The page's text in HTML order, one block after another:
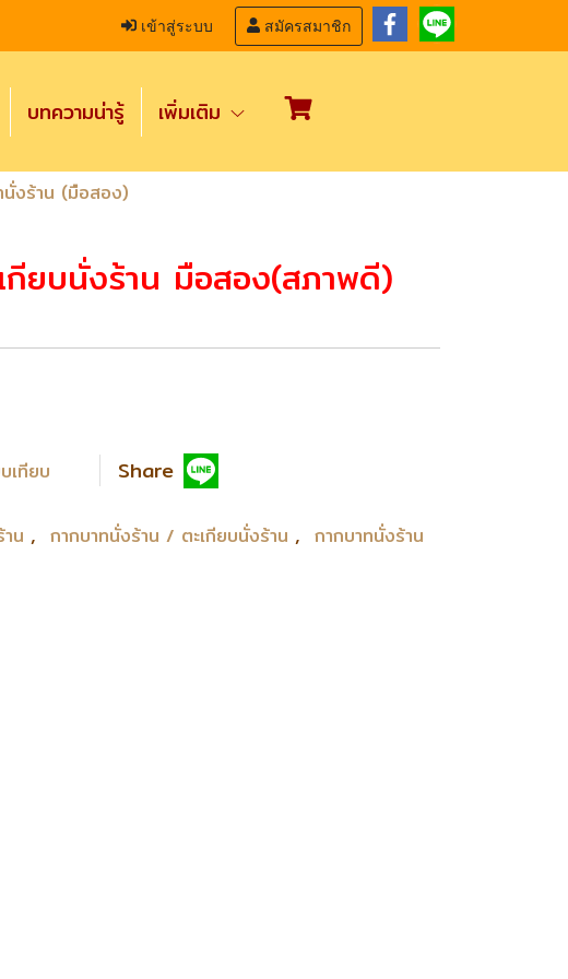
เข้าสู่ระบบ สมัครสมาชิก
บทความน่ารู้ เพิ่มเติม
นั่งร้าน (มือสอง)
กียบนั่งร้าน มือสอง(สภาพดี)
เทียบ Share
น , กากบาทนั่งร้าน / ตะเกียบนั่งร้าน , กากบาทนั่งร้าน